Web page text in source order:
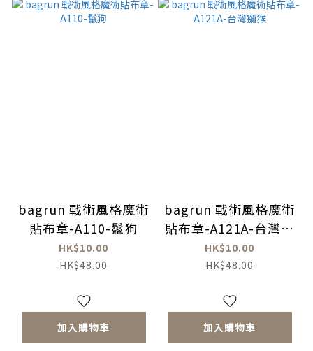
bagrun 戰術風格魔術
貼布章-A110-鬣狗
HK$10.00
HK$48.00
加入購物車
bagrun 戰術風格魔術
貼布章-A121A-台灣獼
猴
HK$10.00
HK$48.00
加入購物車